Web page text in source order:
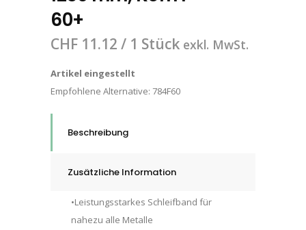
60+
CHF 11.12 / 1 Stück exkl. MwSt.
Artikel eingestellt
Empfohlene Alternative: 784F60
Beschreibung
Zusätzliche Information
•Leistungsstarkes Schleifband für
nahezu alle Metalle